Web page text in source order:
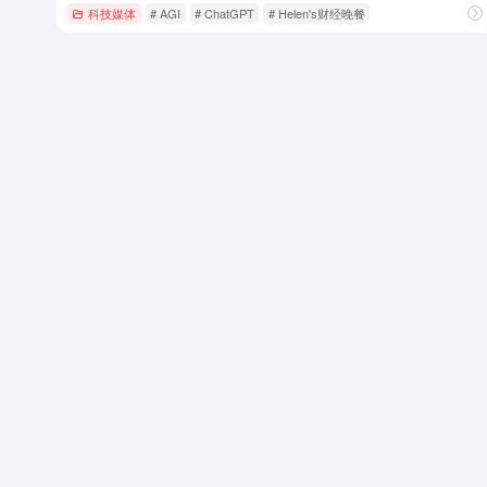
科技媒体 # AGI # ChatGPT # Helen's财经晚餐